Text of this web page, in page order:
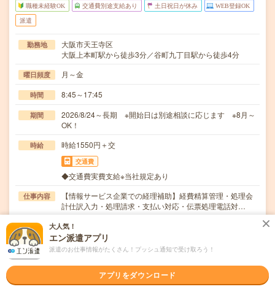
職種未経験OK 交通費別途支給あり 土日祝日が休み WEB登録OK
派遣
勤務地
大阪市天王寺区
大阪上本町駅から徒歩3分／谷町九丁目駅から徒歩4分
曜日頻度 月～金
時間 8:45～17:45
期間
2026/8/24～長期 ※開始日は別途相談に応じます ※8月～
OK！
時給 時給1550円＋交
交通費
◆交通費実費支給※当社規定あり
仕事内容
【情報サービス企業での経理補助】経費精算管理・処理会
計仕訳入力・処理請求・支払い対応・伝票処理電話対…
応募資格
職種未経験OK / ブランクOK / 英語力不要
*・*・*未経験OK*・*・*Excel:基本的な関数
職場の雰囲気
年齢層
大人気！
エン派遣アプリ
派遣のお仕事情報がたくさん！プッシュ通知で受け取ろう！
アプリをダウンロード